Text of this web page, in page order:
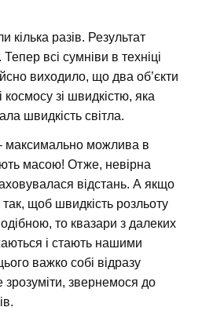
кілька разів. Результат
всі сумніви в техніці
виходило, що два об’єкти
космосу зі швидкістю, яка
швидкість світла.
максимально можлива в
масою! Отже, невірна
відстань. А якщо
так, щоб швидкість розльоту
то квазари з далеких
і стають нашими
важко собі відразу
звернемося до